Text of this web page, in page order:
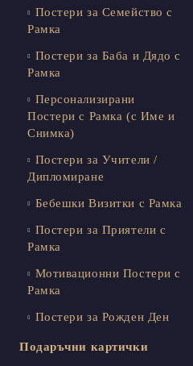
Постери за Семейство с
Рамка
Постери за Баба и Дядо с
Рамка
Персонализирани
Постери с Рамка (с Име и
Снимка)
Постери за Учители /
Дипломиране
Бебешки Визитки с Рамка
Постери за Приятели с
Рамка
Мотивационни Постери с
Рамка
Постери за Рожден Ден
Подаръчни картички